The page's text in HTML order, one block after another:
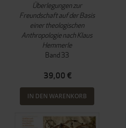
Überlegungen zur
Freundschaft auf der Basis
einer theologischen
Anthropologie nach Klaus
Hemmerle
Band 33
39,00 €
IN DEN WARENKORB